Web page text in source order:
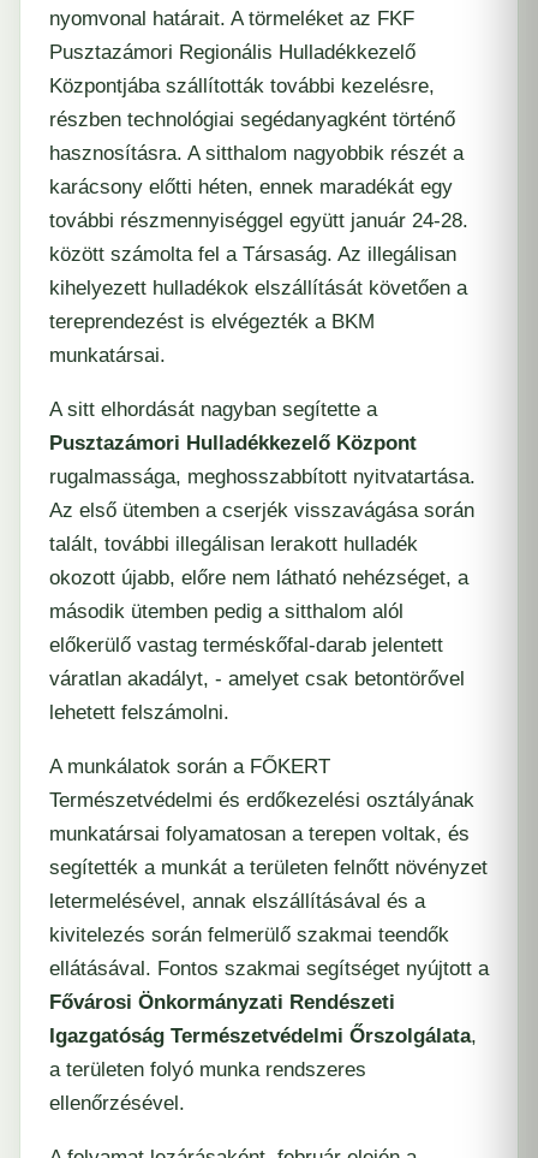
nyomvonal határait. A törmeléket az FKF
Pusztazámori Regionális Hulladékkezelő
Központjábaszállították további kezelésre,
részben technológiai segédanyagként történő
hasznosításra. A sitthalom nagyobbik részét a
karácsony előtti héten, ennek maradékát egy
további részmennyiséggel együtt január 24-28.
között számolta fel a Társaság. Az illegálisan
kihelyezett hulladékok elszállítását követően a
tereprendezést is elvégezték a BKM
munkatársai.
A sitt elhordását nagyban segítette a
Pusztazámori Hulladékkezelő Központ
rugalmassága, meghosszabbított nyitvatartása.
Az első ütemben a cserjék visszavágása során
talált, további illegálisan lerakott hulladék
okozott újabb, előre nem látható nehézséget, a
második ütemben pedig a sitthalom alól
előkerülő vastag terméskőfal-darab jelentett
váratlan akadályt, - amelyet csak betontörővel
lehetett felszámolni.
A munkálatok során a FŐKERT
Természetvédelmi és erdőkezelési osztályának
munkatársai folyamatosan a terepen voltak, és
segítették a munkát a területen felnőtt növényzet
letermelésével, annak elszállításával és a
kivitelezés során felmerülő szakmai teendők
ellátásával. Fontos szakmai segítséget nyújtott a
Fővárosi Önkormányzati Rendészeti
Igazgatóság Természetvédelmi Őrszolgálata,
a területen folyó munka rendszeres
ellenőrzésével.